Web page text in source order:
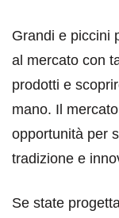
Grandi e piccini
al mercato con
prodotti e
mano. Il
opportunità per
tradizione e
Se state